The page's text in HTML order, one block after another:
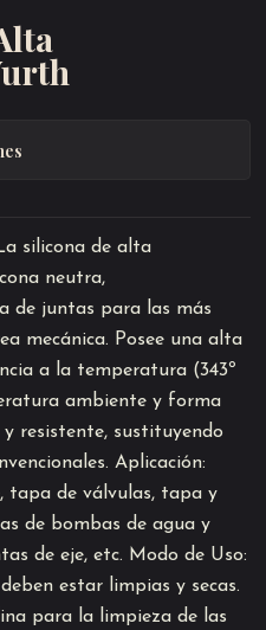
silicona de alta
neutra,
de juntas para las más
mecánica. Posee una alta
a la temperatura (343º
ambiente y forma
resistente, sustituyendo
Aplicación:
tapa de válvulas, tapa y
de bombas de agua y
de eje, etc. Modo de Uso:
estar limpias y secas.
para la limpieza de las